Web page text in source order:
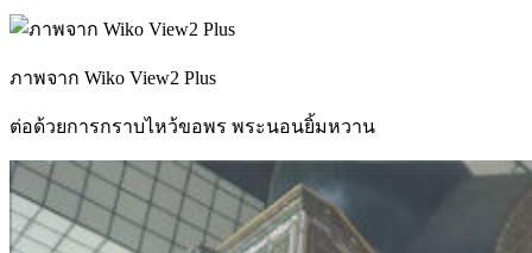
ภาพจาก Wiko View2 Plus
ต่อด้วยการกราบไหว้ขอพร พระนอนยิ้มหวาน